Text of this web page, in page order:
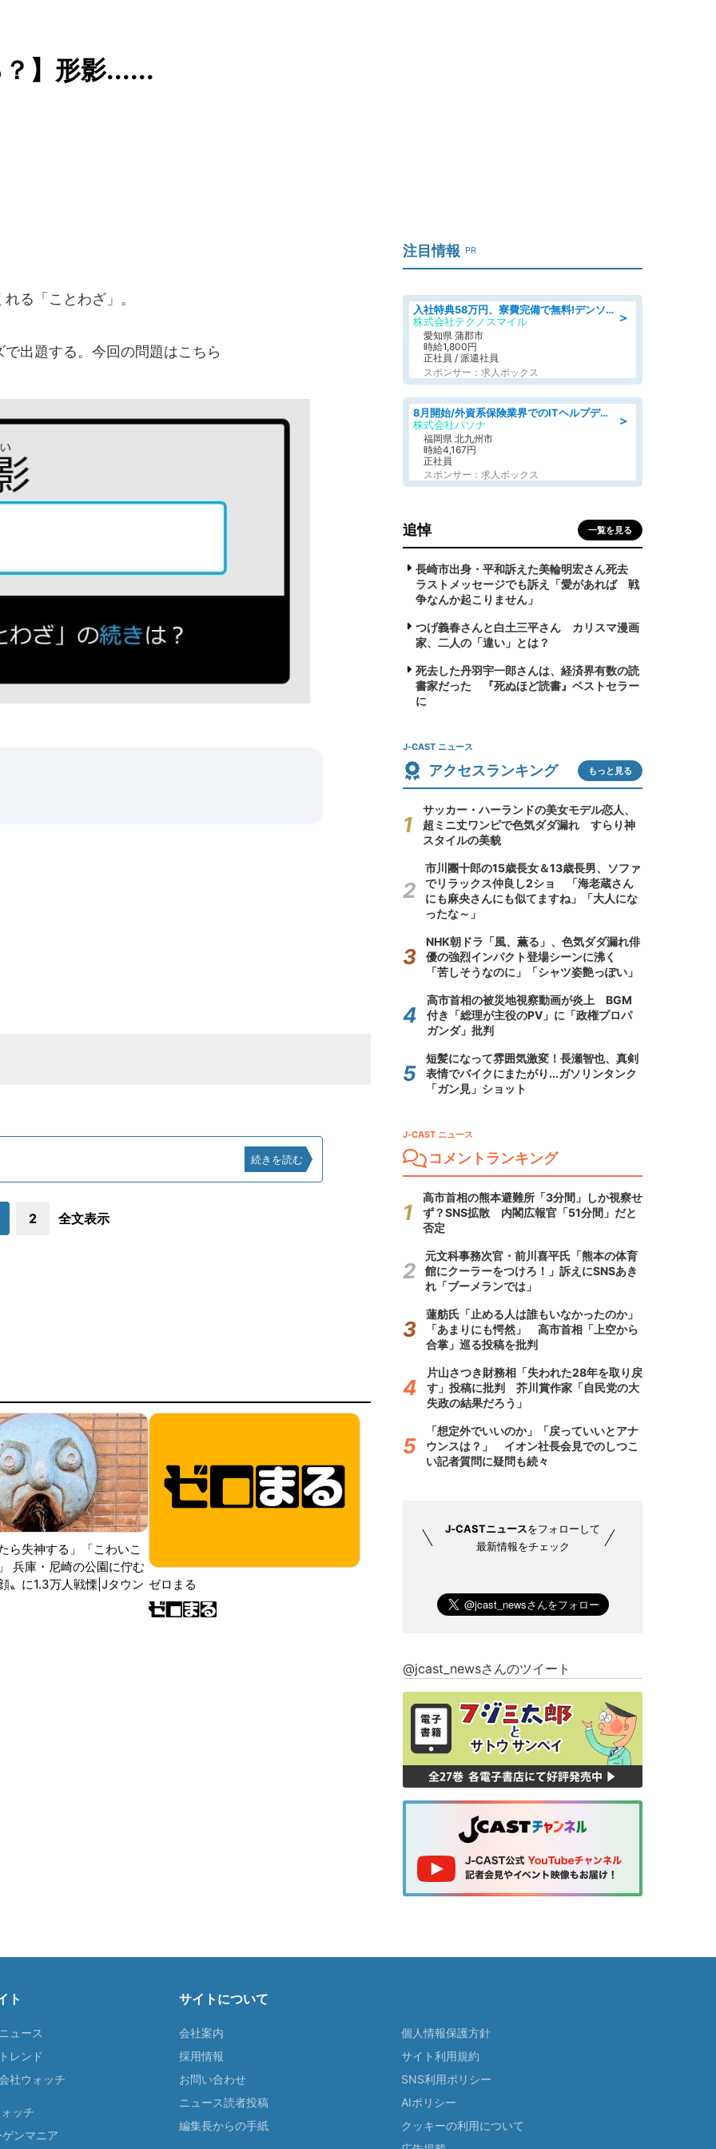
？】形影......
る「ことわざ」。
出題する。今回の問題はこちら
続きを読む
2 全文表示
ら失神する」「こわいこ
兵庫・尼崎の公園に佇む
〟に1.3万人戦慄|Jタウン ゼロまる
注目情報 PR
＞
入社特典58万円、寮費完備で無料!デンソーで働こう!自動車工場で小型部品の検査業務 denso aichi
株式会社テクノスマイル
愛知県 蒲郡市
時給1,800円
正社員 / 派遣社員
スポンサー：求人ボックス
＞
8月開始/外資系保険業界でのITヘルプデスク業務/駅近/即日勤務可/ヘルプデスク
株式会社パソナ
福岡県 北九州市
時給4,167円
正社員
スポンサー：求人ボックス
追悼 一覧を見る
長崎市出身・平和訴えた美輪明宏さん死去
ラストメッセージでも訴え「愛があれば 戦
争なんか起こりません」
つげ義春さんと白土三平さん カリスマ漫画
家、二人の「違い」とは？
死去した丹羽宇一郎さんは、経済界有数の読
書家だった 『死ぬほど読書』ベストセラー
に
J-CAST ニュース
アクセスランキング もっと見る
サッカー・ハーランドの美女モデル恋人、
超ミニ丈ワンピで色気ダダ漏れ すらり神
スタイルの美貌
市川團十郎の15歳長女＆13歳長男、ソファ
でリラックス仲良し2ショ 「海老蔵さん
にも麻央さんにも似てますね」「大人にな
ったな～」
NHK朝ドラ「風、薫る」、色気ダダ漏れ俳
優の強烈インパクト登場シーンに沸く
「苦しそうなのに」「シャツ姿艶っぽい」
高市首相の被災地視察動画が炎上 BGM
付き「総理が主役のPV」に「政権プロパ
ガンダ」批判
短髪になって雰囲気激変！長瀬智也、真剣
表情でバイクにまたがり...ガソリンタンク
「ガン見」ショット
J-CAST ニュース
コメントランキング
高市首相の熊本避難所「3分間」しか視察せ
ず？SNS拡散 内閣広報官「51分間」だと
否定
元文科事務次官・前川喜平氏「熊本の体育
館にクーラーをつけろ！」訴えにSNSあき
れ「ブーメランでは」
蓮舫氏「止める人は誰もいなかったのか」
「あまりにも愕然」 高市首相「上空から
合掌」巡る投稿を批判
片山さつき財務相「失われた28年を取り戻
す」投稿に批判 芥川賞作家「自民党の大
失政の結果だろう」
「想定外でいいのか」「戻っていいとアナ
ウンスは？」 イオン社長会見でのしつこ
い記者質問に疑問も続々
J-CASTニュースをフォローして
最新情報をチェック
@jcast_newsさんのツイート
ト
ュース
レンド
社ウォッチ
ッチ
ンマニア
サイトについて
会社案内
採用情報
お問い合わせ
ニュース読者投稿
編集長からの手紙
個人情報保護方針
サイト利用規約
SNS利用ポリシー
AIポリシー
クッキーの利用について